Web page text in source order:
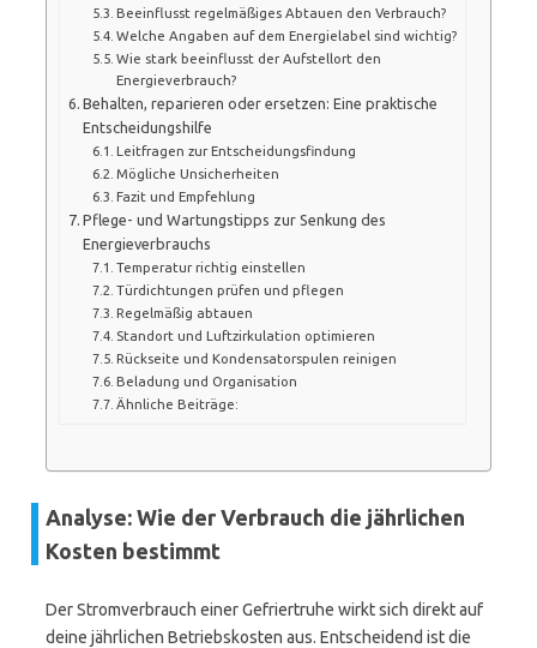
Beeinflusst regelmäßiges Abtauen den Verbrauch?
Welche Angaben auf dem Energielabel sind wichtig?
Wie stark beeinflusst der Aufstellort den
Energieverbrauch?
Behalten, reparieren oder ersetzen: Eine praktische
Entscheidungshilfe
Leitfragen zur Entscheidungsfindung
Mögliche Unsicherheiten
Fazit und Empfehlung
Pflege- und Wartungstipps zur Senkung des
Energieverbrauchs
Temperatur richtig einstellen
Türdichtungen prüfen und pflegen
Regelmäßig abtauen
Standort und Luftzirkulation optimieren
Rückseite und Kondensatorspulen reinigen
Beladung und Organisation
Ähnliche Beiträge:
Analyse: Wie der Verbrauch die jährlichen
Kosten bestimmt
Der Stromverbrauch einer Gefriertruhe wirkt sich direkt auf
deine jährlichen Betriebskosten aus. Entscheidend ist die